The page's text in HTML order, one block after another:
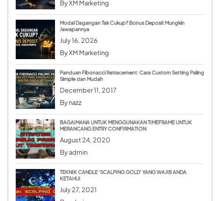
ByXM Marketing
Modal Dagangan Tak Cukup? Bonus Deposit Mungkin
Jawapannya
July 16, 2026
ByXM Marketing
Panduan Fibonacci Retracement: Cara Custom Setting Paling
Simple dan Mudah
December 11, 2017
Bynazz
BAGAIMANA UNTUK MENGGUNAKAN TIMEFRAME UNTUK
MERANCANG ENTRY CONFIRMATION
August 24, 2020
Byadmin
TEKNIK CANDLE ‘SCALPING GOLD’ YANG WAJIB ANDA
KETAHUI
July 27, 2021